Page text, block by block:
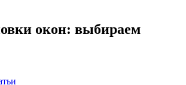
окон: выбираем